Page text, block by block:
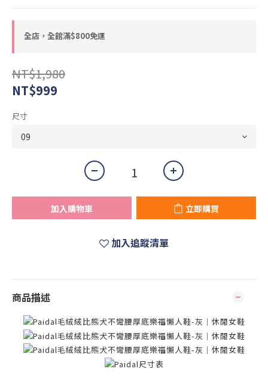
全店，全館滿$800免運
NT$1,980
NT$999
尺寸
加入購物車 立即購買
加入追蹤清單
商品描述